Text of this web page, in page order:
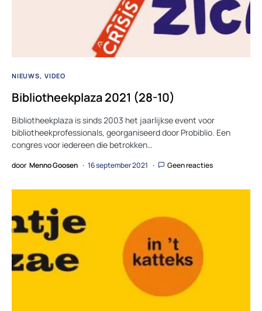
NIEUWS VIDEO
Bibliotheekplaza 2021 (28-10)
Bibliotheekplaza is sinds 2003 het jaarlijkse event voor
bibliotheekprofessionals, georganiseerd door Probiblio. Een
congres voor iedereen die betrokken…
door Menno Goosen 16 september 2021 Geen reacties